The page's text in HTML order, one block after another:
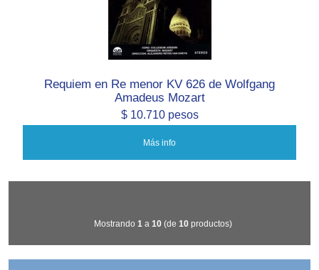
Requiem en Re menor KV 626 de Wolfgang
Amadeus Mozart
$ 10.710 pesos
Más info
Mostrando 1 a 10 (de 10 productos)